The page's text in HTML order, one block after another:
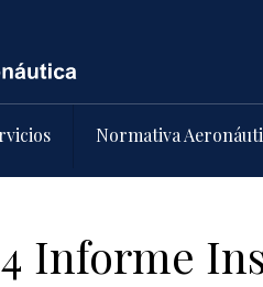
Normativa
Informe